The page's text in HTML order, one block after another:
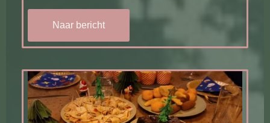
Naar bericht